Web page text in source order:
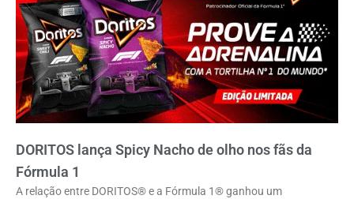
DORITOS lança Spicy Nacho de olho nos fãs da
Fórmula 1
A relação entre DORITOS® e a Fórmula 1® ganhou um